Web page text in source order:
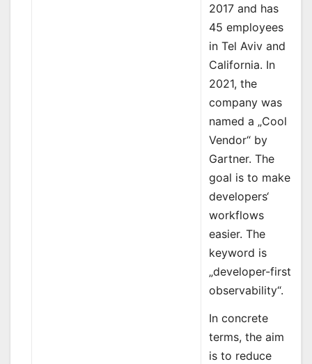
2017 and has
45 employees
in Tel Aviv and
California. In
2021, the
company was
named a „Cool
Vendor“ by
Gartner. The
goal is to make
developers‘
workflows
easier. The
keyword is
„developer-first
observability“.
In concrete
terms, the aim
is to reduce